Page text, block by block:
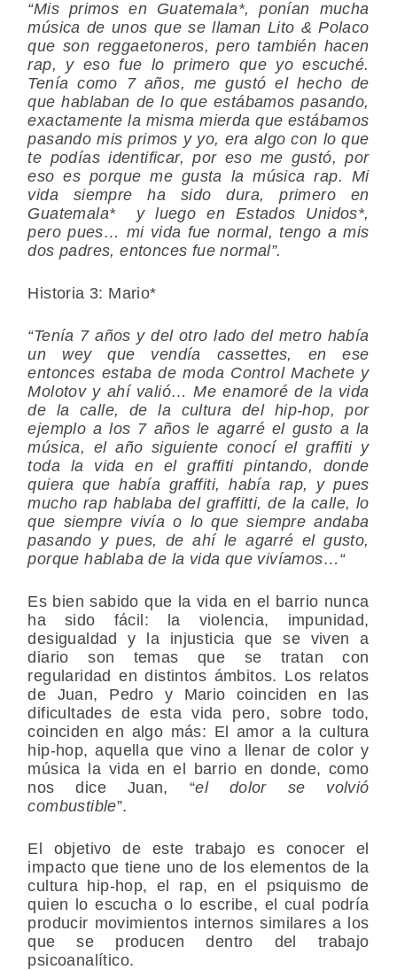
“Mis primos en Guatemala*, ponían mucha
música de unos que se llaman Lito & Polaco
que son reggaetoneros, pero también hacen
rap, y eso fue lo primero que yo escuché.
Tenía como 7 años, me gustó el hecho de
que hablaban de lo que estábamos pasando,
exactamente la misma mierda que estábamos
pasando mis primos y yo, era algo con lo que
te podías identificar, por eso me gustó, por
eso es porque me gusta la música rap. Mi
vida siempre ha sido dura, primero en
Guatemala* y luego en Estados Unidos*,
pero pues… mi vida fue normal, tengo a mis
dos padres, entonces fue normal”.
Historia 3: Mario*
“Tenía 7 años y del otro lado del metro había
un wey que vendía cassettes, en ese
entonces estaba de moda Control Machete y
Molotov y ahí valió… Me enamoré de la vida
de la calle, de la cultura del hip-hop, por
ejemplo a los 7 años le agarré el gusto a la
música, el año siguiente conocí el graffiti y
toda la vida en el graffiti pintando, donde
quiera que había graffiti, había rap, y pues
mucho rap hablaba del graffitti, de la calle, lo
que siempre vivía o lo que siempre andaba
pasando y pues, de ahí le agarré el gusto,
porque hablaba de la vida que vivíamos…“
Es bien sabido que la vida en el barrio nunca
ha sido fácil: la violencia, impunidad,
desigualdad y la injusticia que se viven a
diario son temas que se tratan con
regularidad en distintos ámbitos. Los relatos
de Juan, Pedro y Mario coinciden en las
dificultades de esta vida pero, sobre todo,
coinciden en algo más: El amor a la cultura
hip-hop, aquella que vino a llenar de color y
música la vida en el barrio en donde, como
nos dice Juan, “el dolor se volvió
combustible”.
El objetivo de este trabajo es conocer el
impacto que tiene uno de los elementos de la
cultura hip-hop, el rap, en el psiquismo de
quien lo escucha o lo escribe, el cual podría
producir movimientos internos similares a los
que se producen dentro del trabajo
psicoanalítico.